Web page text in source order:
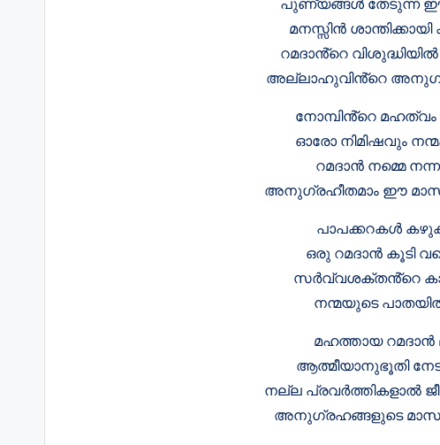
മനസ്സിൻ
റമദാൻ്റെ
അല്ലാഹുവിൻ്റെ
നോമ്പിൻ്റെ മഹത്വം
ഓരോ നിമിഷവും
റമദാൻ നമ്മെ
അനുഗ്രഹീതമാം ഈ
പാപക്കറകൾ
ഒരു റമദാൻ കൂടി
സർവ്വശക്തൻ്റെ
നന്മയുടെ
മഹത്തായ റമദാൻ
ആത്മീയാനുഭൂതി
നല്ല പ്രവർത്തികളാൽ
അനുഗ്രഹങ്ങളുടെ